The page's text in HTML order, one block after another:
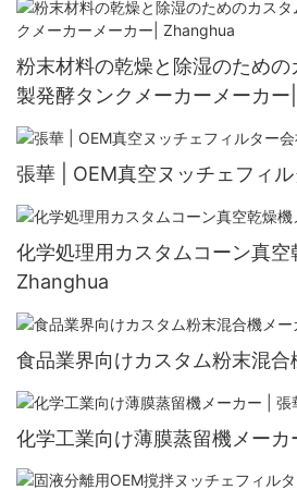
粉末材料の乾燥と除湿のための
製発酵タンクメーカーメーカ
張華 | OEM真空ヌッチェフィ
化学処理用カスタムコーン真空
Zhanghua
食品業界向けカスタム粉末混
化学工業向け薄膜蒸留機メーカ